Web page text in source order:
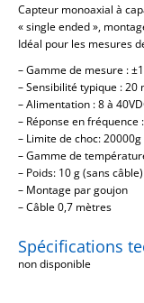
Spécifications
non disponible
Capteur monoaxial à
« single ended »,
Idéal pour les mesures
– Gamme de mesure :
– Sensibilité typique : 20
– Alimentation : 8 à
– Réponse en fréquence
– Limite de choc: 20000g
– Gamme de
– Poids: 10 g (sans câble)
– Montage par goujon
– Câble 0,7 mètres